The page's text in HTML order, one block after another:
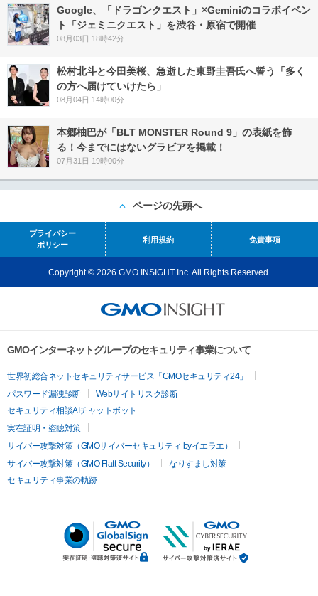
Google、「ドラゴンクエスト」×Geminiのコラボイベン
ト「ジェミニクエスト」を渋谷・原宿で開催
08月03日 18時42分
松村北斗と今田美桜、急逝した東野圭吾氏へ誓う「多く
の方へ届けていけたら」
08月04日 14時00分
本郷柚巴が「BLT MONSTER Round 9」の表紙を飾
る！今までにはないグラビアを掲載！
07月31日 19時00分
ページの先頭へ
プライバシー
ポリシー
利用規約 免責事項
Copyright © 2026 GMO INSIGHT Inc. All Rights Reserved.
GMOインターネットグループのセキュリティ事業について
世界初総合ネットセキュリティサービス「GMOセキュリティ24」
パスワード漏洩診断
Webサイトリスク診断
セキュリティ相談AIチャットボット
実在証明・盗聴対策
サイバー攻撃対策（GMOサイバーセキュリティ byイエラエ）
サイバー攻撃対策（GMO Flatt Security）
なりすまし対策
セキュリティ事業の軌跡